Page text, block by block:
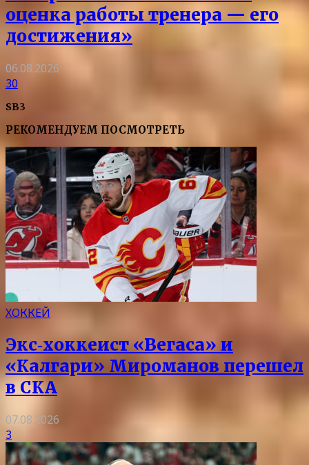
оценка работы тренера — его
достижения»
06.08.2026
30
SB3
РЕКОМЕНДУЕМ ПОСМОТРЕТЬ
ХОККЕЙ
Экс‑хоккеист «Вегаса» и
«Калгари» Мироманов перешел
в СКА
07.08.2026
3